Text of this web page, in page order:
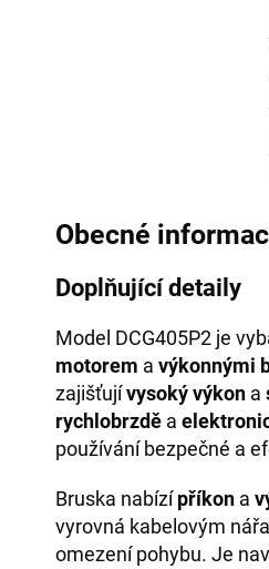
Obecné
Doplňující detaily
Model DCG405P2 je
motorem a výkonnými
zajišťujívysoký výkon a
rychlobrzdě a
používání bezpečné a
Bruska nabízípříkon a
vyrovná kabelovým
omezení pohybu. Je